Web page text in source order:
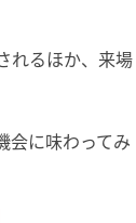
れるほか、来場
会に味わってみ